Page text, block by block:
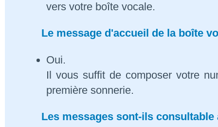
vers votre boîte vocale.
Le message d'accueil de la boîte
Oui.
Il vous suffit de composer votre
première sonnerie.
Les messages sont-ils